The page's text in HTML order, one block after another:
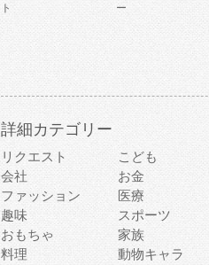
ト
ー
詳細カテゴリー
リクエスト こども
会社
お金
ファッション
医療
趣味
スポーツ
おもちゃ
家族
料理
動物キャラ